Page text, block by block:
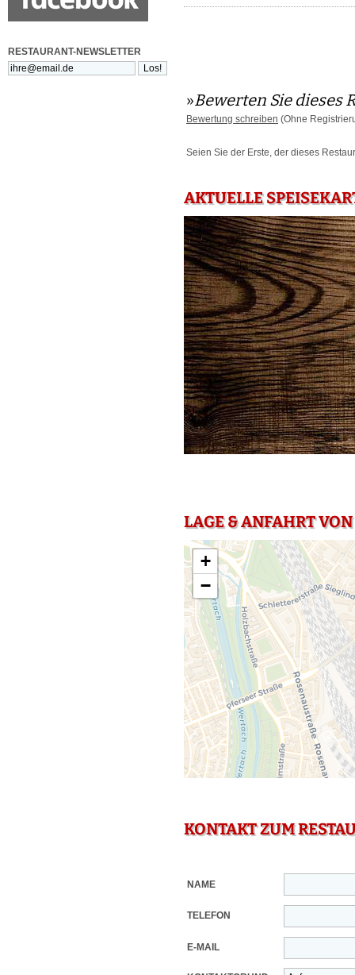
RESTAURANT-NEWSLETTER
»Bewerten Sie dieses
Bewertung schreiben (Ohne
Seien Sie der Erste, der dieses
AKTUELLE
LAGE & ANFAHRT
+
−
KONTAKT ZUM
NAME
TELEFON
E-MAIL